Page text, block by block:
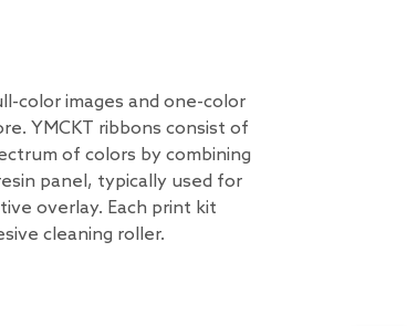
color images and one-color
YMCKT ribbons consist of
of colors by combining
panel, typically used for
overlay. Each print kit
cleaning roller.